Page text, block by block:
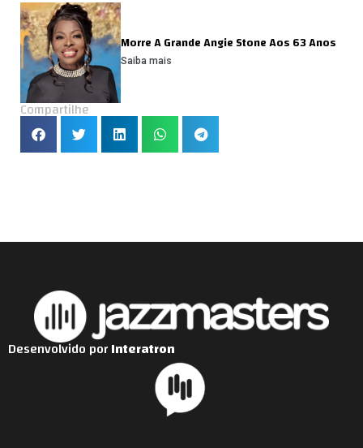
Morre A Grande Angie Stone Aos 63 Anos
Saiba mais
Compartilhe
Desenvolvido porInteratron